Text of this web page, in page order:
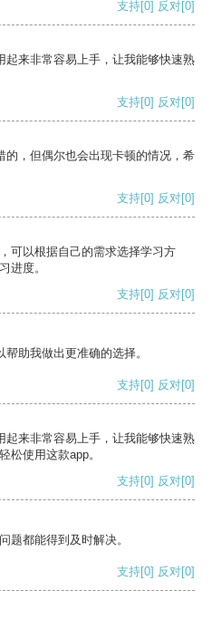
支持[0] 反对[0]
起来非常容易上手，让我能够快速熟
支持[0] 反对[0]
的，但偶尔也会出现卡顿的情况，希
支持[0] 反对[0]
可以根据自己的需求选择学习方
进度。
支持[0] 反对[0]
助我做出更准确的选择。
支持[0] 反对[0]
起来非常容易上手，让我能够快速熟
松使用这款app。
支持[0] 反对[0]
题都能得到及时解决。
支持[0] 反对[0]